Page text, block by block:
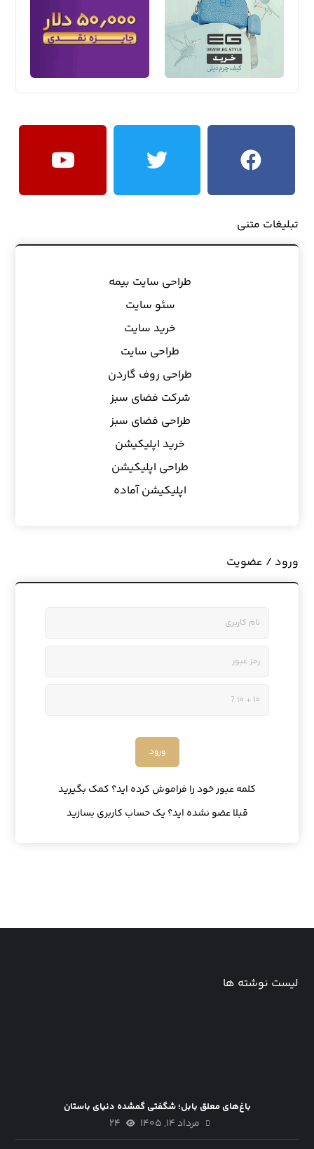
تبلیغات متنی
طراحی سایت بیمه
سئو سایت
خرید سایت
طراحی سایت
طراحی روف گاردن
شرکت فضای سبز
طراحی فضای سبز
خرید اپلیکیشن
طراحی اپلیکیشن
اپلیکیشن آماده
ورود / عضویت
کلمه عبور خود را فراموش کرده اید؟ کمک بگیرید
قبلا عضو نشده اید؟ یک حساب کاربری بسازید
لیست نوشته ها
باغ‌های معلق بابل؛ شگفتی گمشده دنیای باستان
مرداد ۱۴, ۱۴۰۵ ۲۴